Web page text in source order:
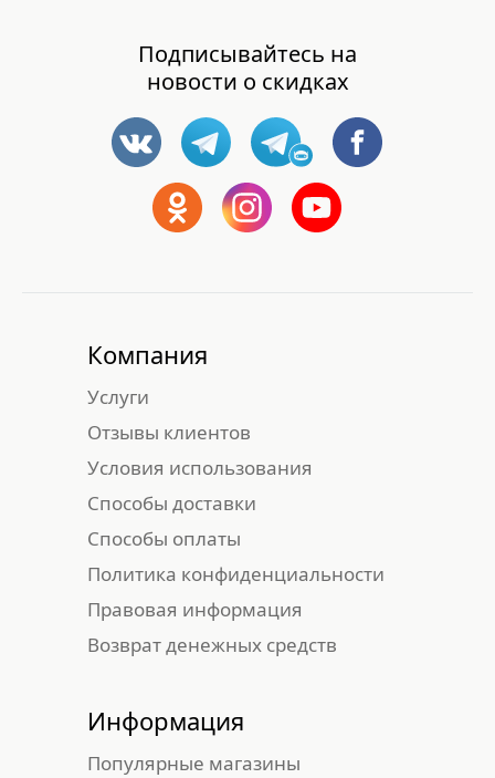
Подписывайтесь на
новости о скидках
Способы доставки
Возврат денежных средств
Условия использования
Правовая информация
Способы оплаты
Услуги
Компания
Отзывы клиентов
Политика конфиденциальности
Популярные магазины
Информация